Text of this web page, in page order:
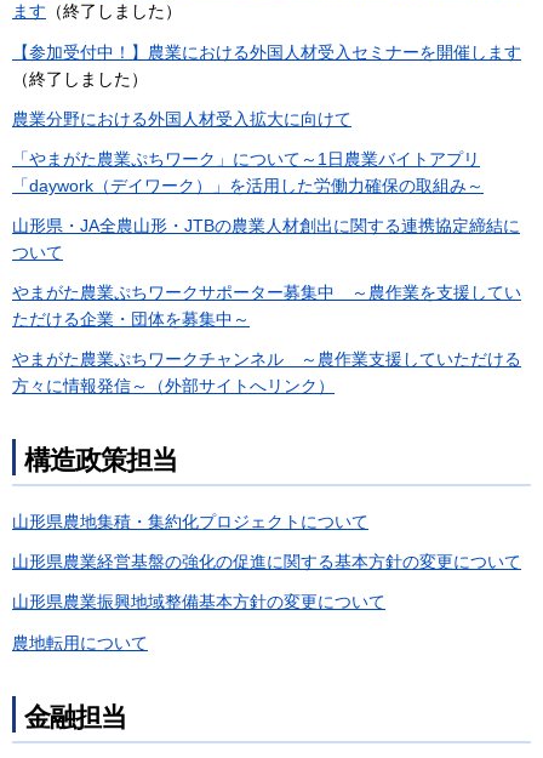
ます （終了しました）
【参加受付中！】農業における外国人材受入セミナーを開催します
（終了しました）
農業分野における外国人材受入拡大に向けて
「やまがた農業ぷちワーク」について～1日農業バイトアプリ
「daywork（デイワーク）」を活用した労働力確保の取組み～
山形県・JA全農山形・JTBの農業人材創出に関する連携協定締結に
ついて
やまがた農業ぷちワークサポーター募集中 ～農作業を支援してい
ただける企業・団体を募集中～
やまがた農業ぷちワークチャンネル ～農作業支援していただける
方々に情報発信～（外部サイトへリンク）
構造政策担当
山形県農地集積・集約化プロジェクトについて
山形県農業経営基盤の強化の促進に関する基本方針の変更について
山形県農業振興地域整備基本方針の変更について
農地転用について
金融担当